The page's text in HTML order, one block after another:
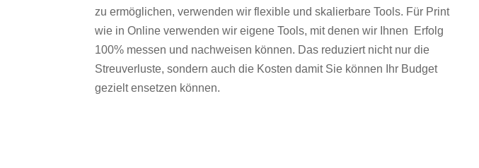
zu ermöglichen, verwenden wir flexible und skalierbare Tools. Für Print
wie in Online verwenden wir eigene Tools, mit denen wir Ihnen Erfolg
100% messen und nachweisen können. Das reduziert nicht nur die
Streuverluste, sondern auch die Kosten damit Sie können Ihr Budget
gezielt ensetzen können.